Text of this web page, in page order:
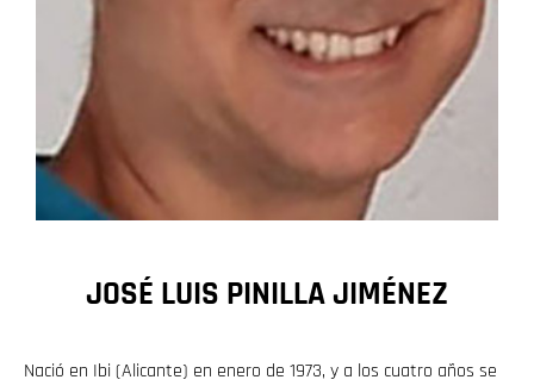
JOSÉ LUIS PINILLA JIMÉNEZ
Nació en Ibi (Alicante) en enero de 1973, y a los cuatro años se